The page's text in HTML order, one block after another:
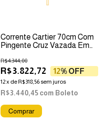
Corrente Cartier 70cm Com
Pingente Cruz Vazada Em
R$3.822,72
R$4.344,00
12% OFF
12x deR$318,56sem juros
R$3.440,45 com Boleto